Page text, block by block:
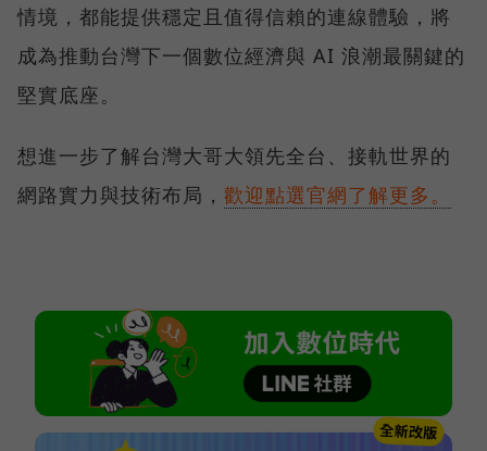
情境，都能提供穩定且值得信賴的連線體驗，將
成為推動台灣下一個數位經濟與 AI 浪潮最關鍵的
堅實底座。
想進一步了解台灣大哥大領先全台、接軌世界的
網路實力與技術布局， 歡迎點選官網了解更多。